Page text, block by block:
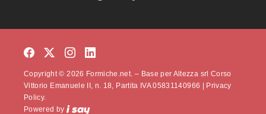
Copyright © 2026 Formiche.net. – Base per Altezza srl Corso
Vittorio Emanuele II, n. 18, Partita IVA 05831140966 | Privacy
Policy.
Powered by